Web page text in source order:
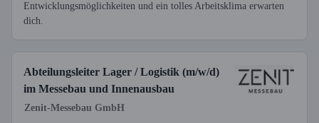
Entwicklungsmöglichkeiten und ein tolles Arbeitsklima erwarten
dich.
Abteilungsleiter Lager / Logistik (m/w/d)
im Messebau und Innenausbau
Zenit-Messebau GmbH